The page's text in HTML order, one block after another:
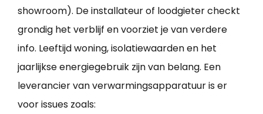
showroom). De installateur of loodgieter checkt
grondig het verblijf en voorziet je van verdere
info. Leeftijd woning, isolatiewaarden en het
jaarlijkse energiegebruik zijn van belang. Een
leverancier van verwarmingsapparatuur is er
voor issues zoals: